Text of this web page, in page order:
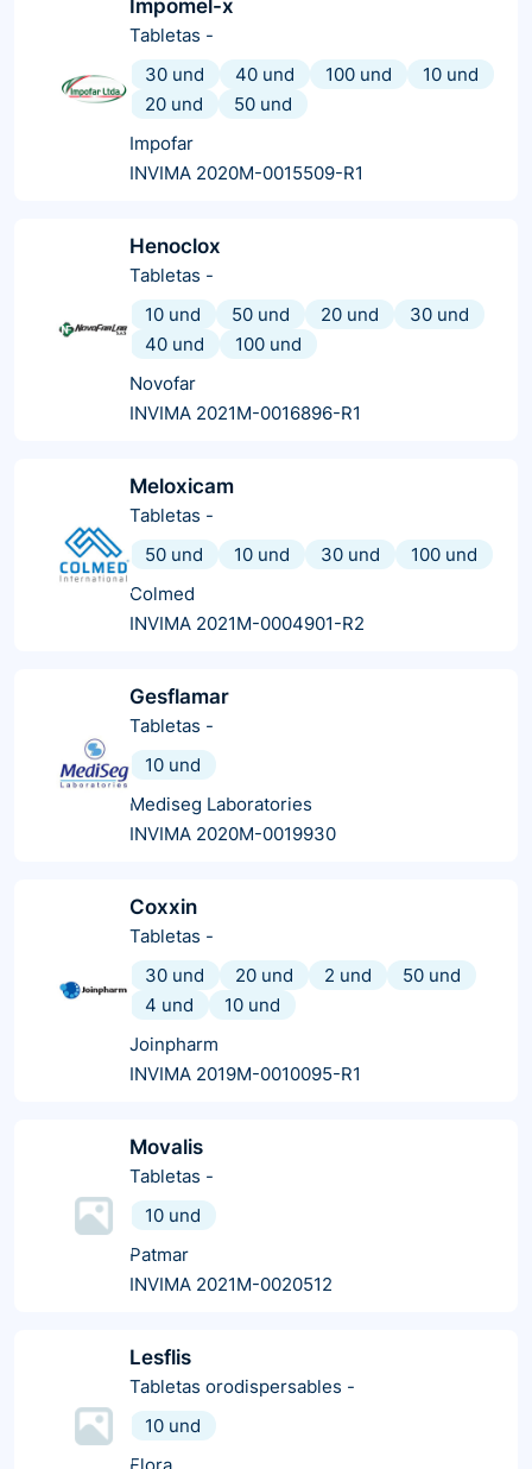
Impomel-x
Tabletas -
30 und
40 und 100 und
10 und
20 und
50 und
Impofar
INVIMA 2020M-0015509-R1
Henoclox
Tabletas -
10 und
50 und 20 und
30 und
40 und
100 und
Novofar
INVIMA 2021M-0016896-R1
Meloxicam
Tabletas -
50 und
10 und 30 und
100 und
Colmed
INVIMA 2021M-0004901-R2
Gesflamar
Tabletas -
10 und
Mediseg Laboratories
INVIMA 2020M-0019930
Coxxin
Tabletas -
30 und
20 und 2 und
50 und
4 und
10 und
Joinpharm
INVIMA 2019M-0010095-R1
Movalis
Tabletas -
10 und
Patmar
INVIMA 2021M-0020512
Lesflis
Tabletas orodispersables -
10 und
Flora